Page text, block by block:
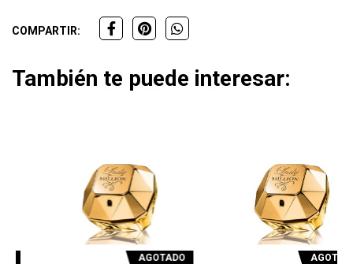
COMPARTIR:
También te puede interesar:
AGOTADO AGOTADO